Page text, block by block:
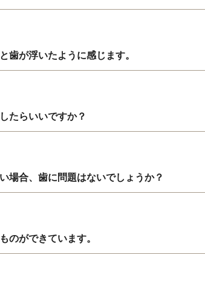
歯が浮いたように感じます。
たらいいですか？
場合、歯に問題はないでしょうか？
のができています。